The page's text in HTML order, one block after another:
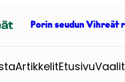
Porin seudun Vihreät
ArtikkelitEtusivu